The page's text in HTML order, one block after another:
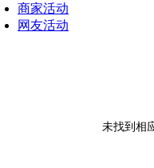
商家活动
网友活动
未找到相